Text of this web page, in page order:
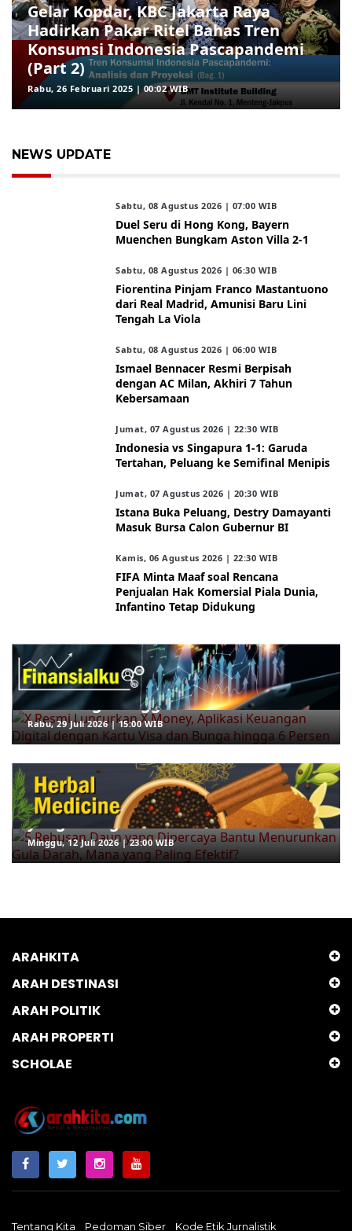
Gelar Kopdar, KBC Jakarta Raya
Hadirkan Pakar Ritel Bahas Tren
Konsumsi Indonesia Pascapandemi
(Part 2)
Rabu, 26 Februari 2025 | 00:02 WIB
NEWS UPDATE
Sabtu, 08 Agustus 2026 | 07:00 WIB
Duel Seru di Hong Kong, Bayern
Muenchen Bungkam Aston Villa 2-1
Sabtu, 08 Agustus 2026 | 06:30 WIB
Fiorentina Pinjam Franco Mastantuono
dari Real Madrid, Amunisi Baru Lini
Tengah La Viola
Sabtu, 08 Agustus 2026 | 06:00 WIB
Ismael Bennacer Resmi Berpisah
dengan AC Milan, Akhiri 7 Tahun
Kebersamaan
Jumat, 07 Agustus 2026 | 22:30 WIB
Indonesia vs Singapura 1-1: Garuda
Tertahan, Peluang ke Semifinal Menipis
Jumat, 07 Agustus 2026 | 20:30 WIB
Istana Buka Peluang, Destry Damayanti
Masuk Bursa Calon Gubernur BI
Kamis, 06 Agustus 2026 | 22:30 WIB
FIFA Minta Maaf soal Rencana
Penjualan Hak Komersial Piala Dunia,
Infantino Tetap Didukung
X Resmi Luncurkan X Money, Aplikasi
Keuangan Digital dengan Kartu Visa
dan Bunga hingga 6 Persen
Rabu, 29 Juli 2026 | 15:00 WIB
5 Rebusan Daun yang Dipercaya
Bantu Menurunkan Gula Darah, Mana
yang Paling Efektif?
Minggu, 12 Juli 2026 | 23:00 WIB
ARAHKITA
ARAH DESTINASI
ARAH POLITIK
ARAH PROPERTI
SCHOLAE
Tentang Kita Pedoman Siber Kode Etik Jurnalistik